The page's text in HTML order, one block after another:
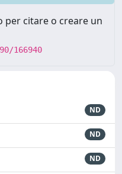
per citare o creare un
166940
ND
ND
ND